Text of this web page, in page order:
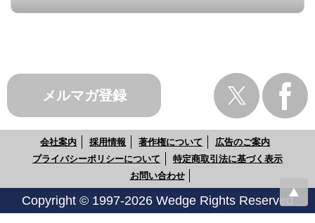
メルマガ登録
会社案内 採用情報 著作権について
広告のご案内
プライバシーポリシーについて
特定商取引法に基づく表示
お問い合わせ
Copyright © 1997-2026 Wedge Rights Reserved